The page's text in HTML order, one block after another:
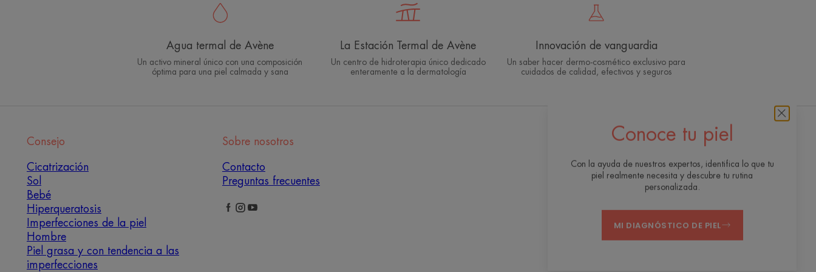
Conoce tu piel
Con la ayuda de nuestros expertos, identifica lo que tu
piel realmente necesita y descubre tu rutina
personalizada.
MI DIAGNÓSTICO DE PIEL
Agua termal de Avène
Un activo mineral único con una composición
óptima para una piel calmada y sana
La Estación Termal de Avène
Un centro de hidroterapia único dedicado
enteramente a la dermatología
Innovación de vanguardia
Un saber hacer dermo-cosmético exclusivo para
cuidados de calidad, efectivos y seguros
Suscríbete a la newsletter
Recibe nuestros consejos expertos,
recomendaciones personalizadas para el
cuidado de tu piel y mucho más.
INSCRÍBETE AHORA
Consejo
Cicatrización
Sol
Bebé
Hiperqueratosis
Imperfecciones de la piel
Hombre
Piel grasa y con tendencia a las
imperfecciones
Sobre nosotros
Contacto
Preguntas frecuentes